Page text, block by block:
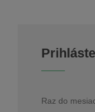
Raz do